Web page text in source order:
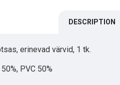
DESCRIPTION
erinevad värvid, 1 tk.
PVC 50%